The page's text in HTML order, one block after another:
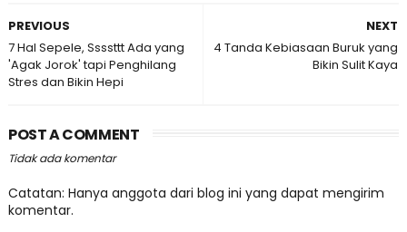
NEXT
4 Tanda Kebiasaan Buruk yang
Bikin Sulit Kaya
PREVIOUS
7 Hal Sepele, Ssssttt Ada yang
'Agak Jorok' tapi Penghilang
Stres dan Bikin Hepi
POST A COMMENT
Tidak ada komentar
Catatan: Hanya anggota dari blog ini yang dapat mengirim
komentar.